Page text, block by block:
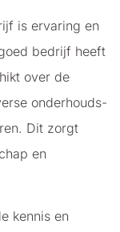
is ervaring en
bedrijf heeft
over de
onderhouds-
Dit zorgt
en
kennis en